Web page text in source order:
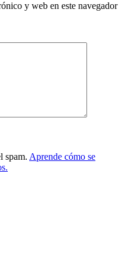
y web en este navegador
spam. Aprende cómo se